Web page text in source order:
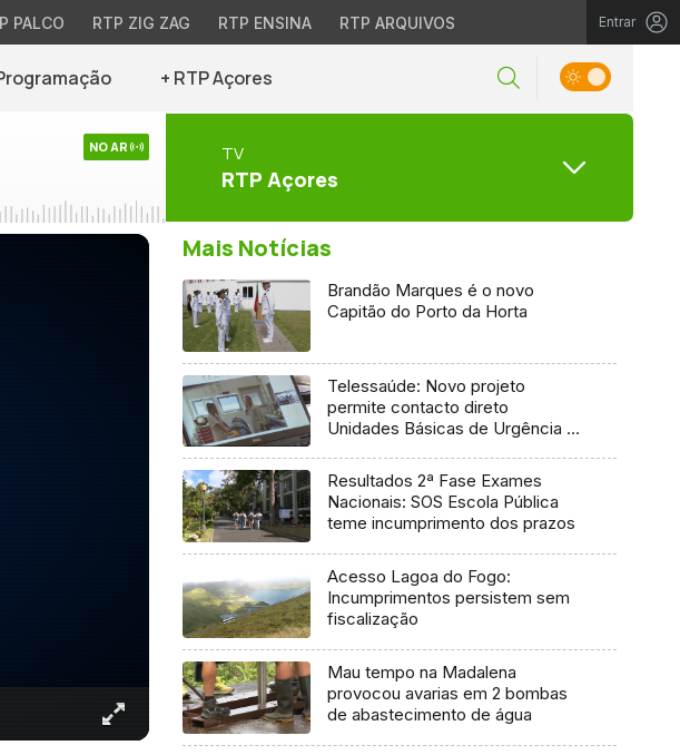
PALCO RTP ZIG ZAG RTP ENSINA RTP ARQUIVOS Entrar
+ RTP Açores
NO AR TV
RTP Açores
Mais Notícias
Brandão Marques é o novo
Capitão do Porto da Horta
Telessaúde: Novo projeto
permite contacto direto
Unidades Básicas de Urgência e
Resultados 2ª Fase Exames
Nacionais: SOS Escola Pública
teme incumprimento dos prazos
Acesso Lagoa do Fogo:
Incumprimentos persistem sem
fiscalização
Mau tempo na Madalena
provocou avarias em 2 bombas
de abastecimento de água